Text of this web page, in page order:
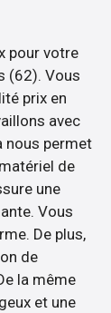
pour votre
(62). Vous
prix en
avec
nous permet
de
une
Vous
De plus,
de
la même
et une